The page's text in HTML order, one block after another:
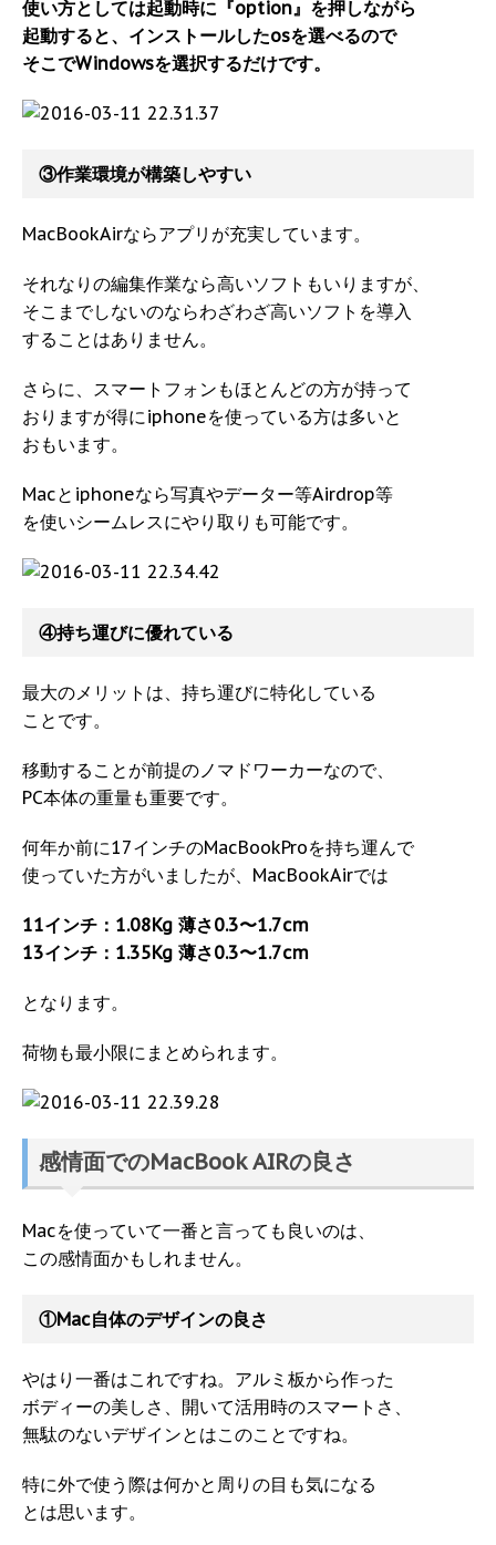
使い方としては起動時に『option』を押しながら
起動すると、インストールしたosを選べるので
そこでWindowsを選択するだけです。
③作業環境が構築しやすい
MacBookAirならアプリが充実しています。
それなりの編集作業なら高いソフトもいりますが、
そこまでしないのならわざわざ高いソフトを導入
することはありません。
さらに、スマートフォンもほとんどの方が持って
おりますが得にiphoneを使っている方は多いと
おもいます。
Macとiphoneなら写真やデーター等Airdrop等
を使いシームレスにやり取りも可能です。
④持ち運びに優れている
最大のメリットは、持ち運びに特化している
ことです。
移動することが前提のノマドワーカーなので、
PC本体の重量も重要です。
何年か前に17インチのMacBookProを持ち運んで
使っていた方がいましたが、MacBookAirでは
11インチ：1.08Kg 薄さ0.3〜1.7cm
13インチ：1.35Kg 薄さ0.3〜1.7cm
となります。
荷物も最小限にまとめられます。
感情面でのMacBook AIRの良さ
Macを使っていて一番と言っても良いのは、
この感情面かもしれません。
①Mac自体のデザインの良さ
やはり一番はこれですね。アルミ板から作った
ボディーの美しさ、開いて活用時のスマートさ、
無駄のないデザインとはこのことですね。
特に外で使う際は何かと周りの目も気になる
とは思います。